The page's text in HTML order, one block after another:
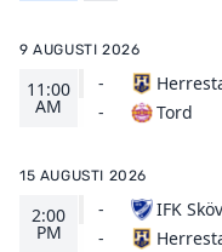
9 AUGUSTI 2026
11:00
AM
-
-
Tord
15 AUGUSTI 2026
2:00
PM
-
-
IFK